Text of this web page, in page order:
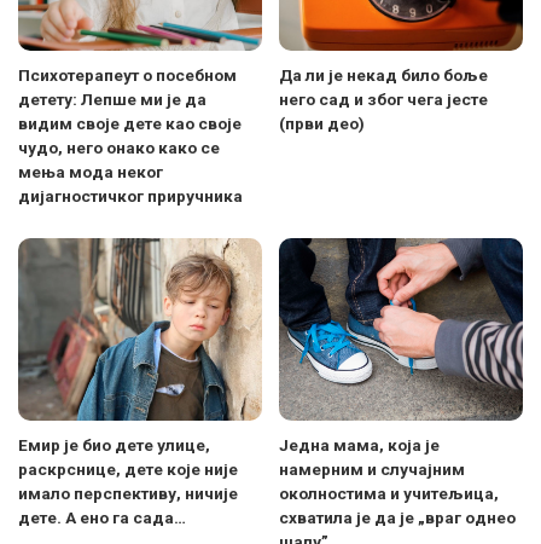
Психотерапеут о посебном
детету: Лепше ми је да
видим своје дете као своје
чудо, него онако како се
мења мода неког
дијагностичког приручника
Да ли је некад било боље
него сад и због чега јесте
(први део)
Емир је био дете улице,
раскрснице, дете које није
имало перспективу, ничије
дете. А ено га сада…
Једна мама, која је
намерним и случајним
околностима и учитељица,
схватила је да је „враг однео